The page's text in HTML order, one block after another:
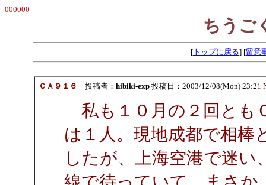
000000
ちうご
[ トップに戻る] [留意
ＣＡ９１６ 投稿者： hibiki-exp投稿日：2003/12/08(Mon) 23:21
私も１０月の２回とも
は１人。現地成都で相棒
したが、上海空港で迷